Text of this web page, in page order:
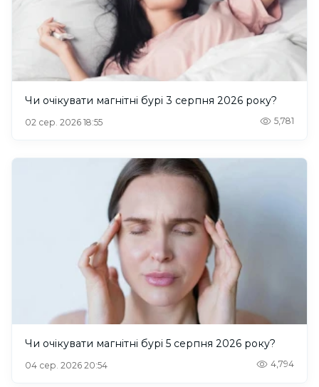
Чи очікувати магнітні бурі 3 серпня 2026 року?
02 сер. 2026 18:55 5,781
Чи очікувати магнітні бурі 5 серпня 2026 року?
04 сер. 2026 20:54 4,794